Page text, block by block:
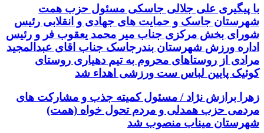
با پیگیری علی جلالی جاسکی مسئول حزب همت
شهرستان جاسک و حمایت های جهادی و انقلابی رئیس
شورای بخش مرکزی جناب میر محمد یعقوب فر و رئیس
اداره ورزش شهرستان بندرجاسک جناب اقای عبدالمجید
مرادی از روستاهای محروم به تیم دهیاری روستای
کوئیک پایین لباس ست ورزشی اهداء شد
زهرا برازش نژاد / مسئول کمیته جذب و مشارکت های
مردمی حزب همدلی و مردم تحول خواه (همت)
شهرستان میناب منصوب شد